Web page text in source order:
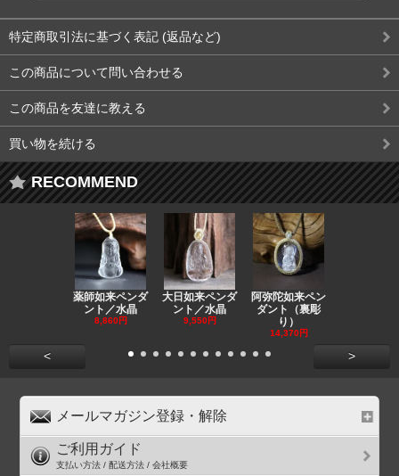
特定商取引法に基づく表記 (返品など)
この商品について問い合わせる
この商品を友達に教える
買い物を続ける
RECOMMEND
薬師如来ペンダ
ント／水晶
8,860円
大日如来ペンダ
ント／水晶
9,550円
阿弥陀如来ペン
ダント（裏彫
り）
14,370円
< >
メールマガジン登録・解除
ご利用ガイド
支払い方法 / 配送方法 / 会社概要